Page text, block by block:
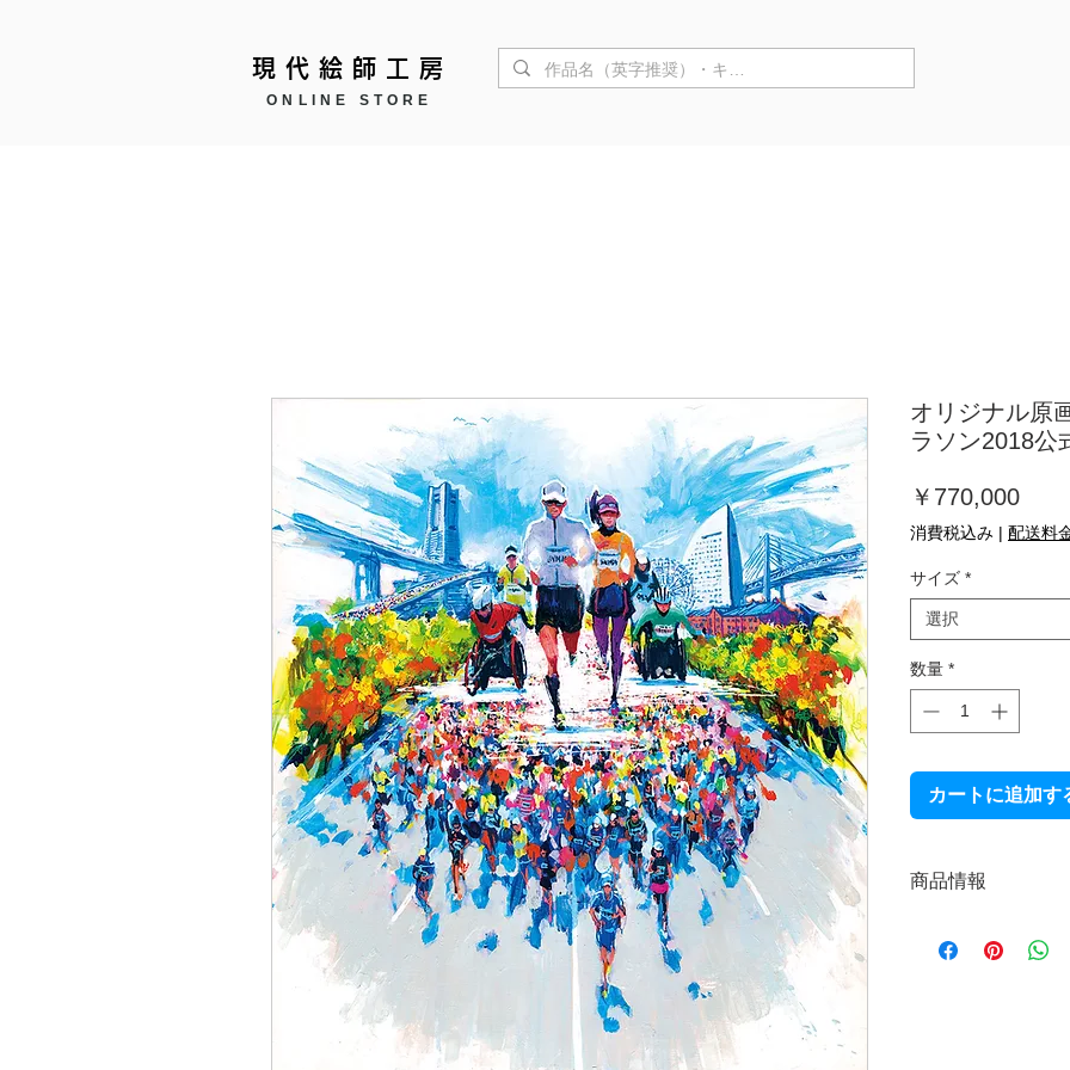
現代絵師工房
ONLINE STORE
オリジナル原
ラソン2018公
￥770,000価
格
消費税込み | 配送料
サイズ *
選択
数量 *
カートに追加す
商品情報
制作年：2018年